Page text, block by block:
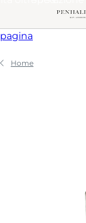
Vai a Intestazione
pagina
Home